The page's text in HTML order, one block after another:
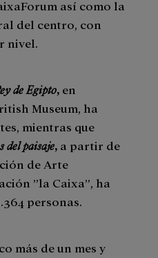
así como la
del centro, con
nivel.
de Egipto, en
Museum, ha
mientras que
del paisaje, a partir de
de Arte
”la Caixa”, ha
personas.
más de un mes y